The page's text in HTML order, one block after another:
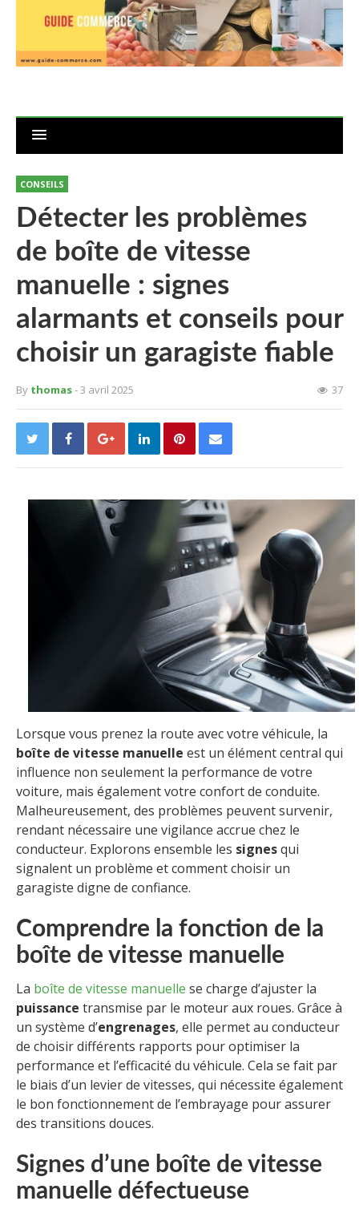
CONSEILS
Détecter les problèmes
de boîte de vitesse
manuelle : signes
alarmants et conseils pour
choisir un garagiste fiable
By thomas- 3 avril 2025 37
Lorsque vous prenez la route avec votre véhicule, la
boîte de vitesse manuelle est un élément central qui
influence non seulement la performance de votre
voiture, mais également votre confort de conduite.
Malheureusement, des problèmes peuvent survenir,
rendant nécessaire une vigilance accrue chez le
conducteur. Explorons ensemble les signesqui
signalent un problème et comment choisir un
garagiste digne de confiance.
Comprendre la fonction de la
boîte de vitesse manuelle
La boîte de vitesse manuelle se charge d’ajuster la
puissance transmise par le moteur aux roues. Grâce à
un système d’engrenages, elle permet au conducteur
de choisir différents rapports pour optimiser la
performance et l’efficacité du véhicule. Cela se fait par
le biais d’un levier de vitesses, qui nécessite également
le bon fonctionnement de l’embrayage pour assurer
des transitions douces.
Signes d’une boîte de vitesse
manuelle défectueuse